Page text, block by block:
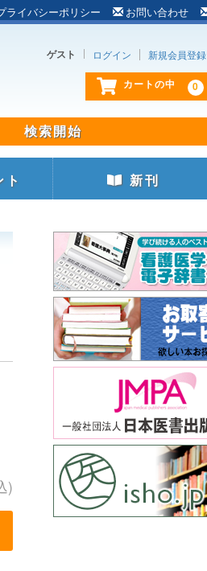
ライバシーポリシー お問い合わせ
ゲスト ログイン 新規会員登録
カートの中 0
ト 新刊
)